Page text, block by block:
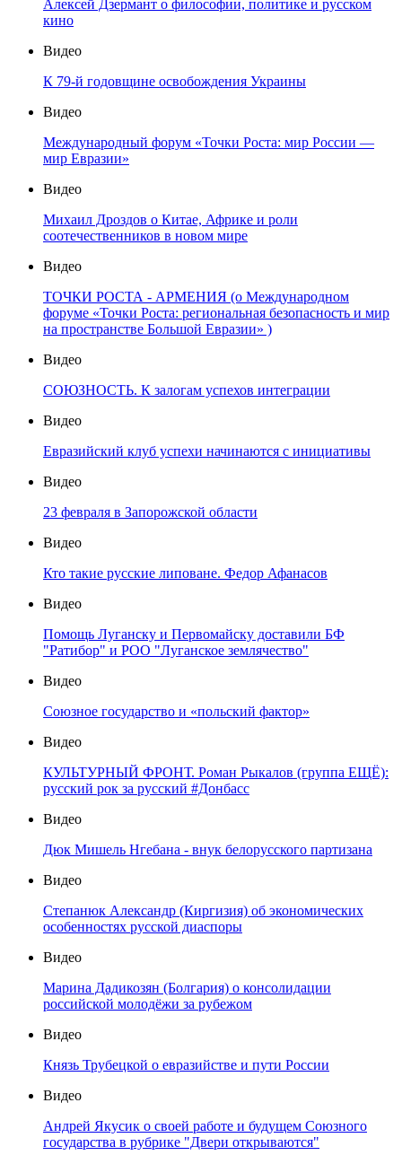
Алексей Дзермант о философии, политике и русском
кино
Видео
К 79-й годовщине освобождения Украины
Видео
Международный форум «Точки Роста: мир России —
мир Евразии»
Видео
Михаил Дроздов о Китае, Африке и роли
соотечественников в новом мире
Видео
ТОЧКИ РОСТА - АРМЕНИЯ (о Международном
форуме «Точки Роста: региональная безопасность и мир
на пространстве Большой Евразии» )
Видео
СОЮЗНОСТЬ. К залогам успехов интеграции
Видео
Евразийский клуб успехи начинаются с инициативы
Видео
23 февраля в Запорожской области
Видео
Кто такие русские липоване. Федор Афанасов
Видео
Помощь Луганску и Первомайску доставили БФ
"Ратибор" и РОО "Луганское землячество"
Видео
Союзное государство и «польский фактор»
Видео
КУЛЬТУРНЫЙ ФРОНТ. Роман Рыкалов (группа ЕЩЁ):
русский рок за русский #Донбасс
Видео
Дюк Мишель Нгебана - внук белорусского партизана
Видео
Степанюк Александр (Киргизия) об экономических
особенностях русской диаспоры
Видео
Марина Дадикозян (Болгария) о консолидации
российской молодёжи за рубежом
Видео
Князь Трубецкой о евразийстве и пути России
Видео
Андрей Якусик о своей работе и будущем Союзного
государства в рубрике "Двери открываются"